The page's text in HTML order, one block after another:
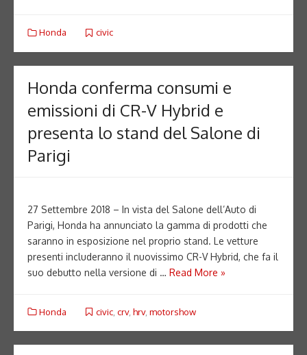
Honda civic
Honda conferma consumi e
emissioni di CR-V Hybrid e
presenta lo stand del Salone di
Parigi
27 Settembre 2018 – In vista del Salone dell’Auto di
Parigi, Honda ha annunciato la gamma di prodotti che
saranno in esposizione nel proprio stand. Le vetture
presenti includeranno il nuovissimo CR-V Hybrid, che fa il
suo debutto nella versione di … Read More »
Honda civic, crv, hrv, motorshow